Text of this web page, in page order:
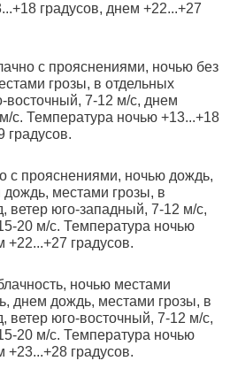
градусов, днем +22...+27
с прояснениями, ночью без
грозы, в отдельных
восточный, 7-12 м/с, днем
с. Температура ночью +13...+18
градусов.
с прояснениями, ночью дождь,
местами грозы, в
ветер юго-западный, 7-12 м/с,
20 м/с. Температура ночью
+22...+27 градусов.
ночью местами
днем дождь, местами грозы, в
ветер юго-восточный, 7-12 м/с,
20 м/с. Температура ночью
+23...+28 градусов.